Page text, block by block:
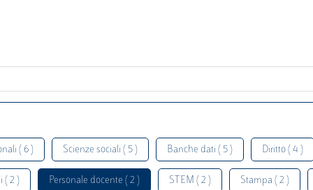
( 6 ) Scienze sociali ( 5 ) Banche dati ( 5 ) Diritto ( 4 )
( 2 ) Personale docente ( 2 ) STEM ( 2 ) Stampa ( 2 )